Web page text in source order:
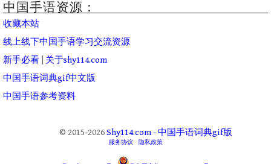
中国手语资源：
收藏本站
线上线下中国手语学习交流资源
新手必看
关于shy114.com
中国手语词典gif中文版
中国手语参考资料
© 2015-2026Shy114.com - 中国手语词典gif版
服务协议 隐私政策